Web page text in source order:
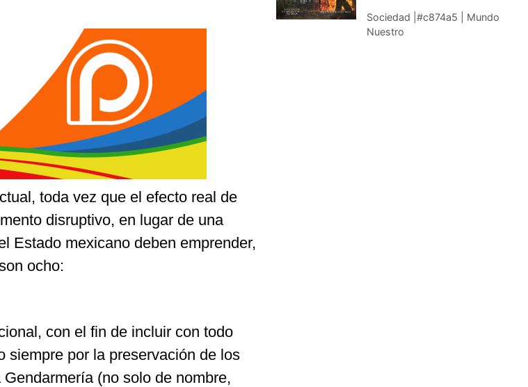
toda vez que el efecto real de
disruptivo, en lugar de una
Estado mexicano deben emprender,
ocho:
con el fin de incluir con todo
siempre por la preservación de los
(no solo de nombre,
Sociedad |#c874a5 | Mundo
Nuestro